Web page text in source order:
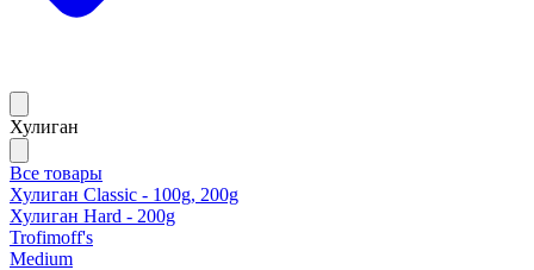
Хулиган
Все товары
Хулиган Classic - 100g, 200g
Хулиган Hard - 200g
Trofimoff's
Medium